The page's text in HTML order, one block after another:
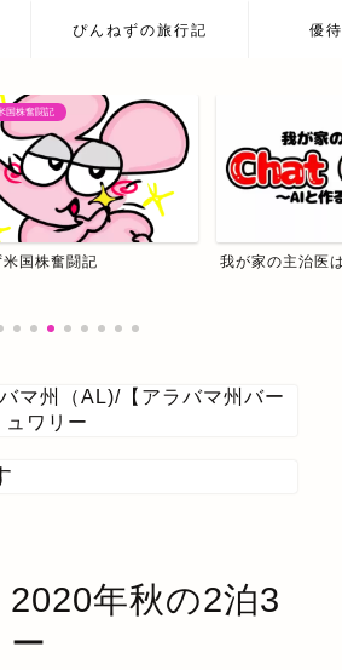
ぴんねずの旅行記 優
国株奮闘記
国株奮闘記 我が家の主治医
マ州（AL)/ 【アラバマ州バー
ワリー
年秋の2泊3